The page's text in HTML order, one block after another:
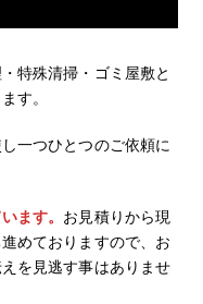
特殊清掃・ゴミ屋敷と
す。
一つひとつのご依頼に
ます。 お見積りから現
めておりますので、お
を見逃す事はありませ